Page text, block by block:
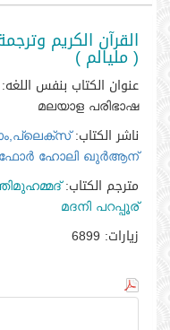
القرآن الكريم
( مليالم )
عنوان الكتاب بنفس اللغه:
മലയാള പരിഭാഷ
ناشر الكتاب:
ഫോര്‍ ഹോലി ഖുര്‍ആന്‍
مترجم الكتاب:
മദനി പറപ്പൂര്‍
زيارات: